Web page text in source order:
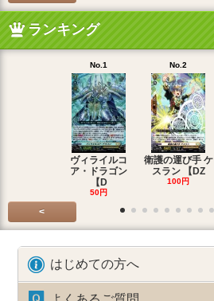
ランキング
No.1
ヴィライルコ
ア・ドラゴン
【D
50円
No.2
衛護の運び手 ケ
スラン 【DZ
100円
<
はじめての方へ